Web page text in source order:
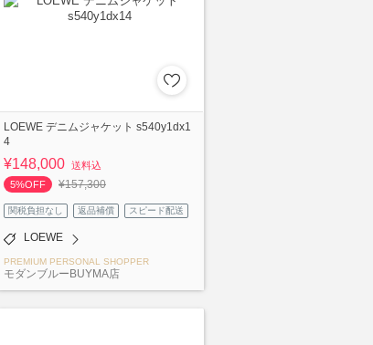
LOEWE デニムジャケット s540y1dx1
4
¥148,000 送料込
5%OFF
¥157,300
関税負担なし 返品補償 スピード配送
LOEWE
PREMIUM PERSONAL SHOPPER
モダンブルーBUYMA店